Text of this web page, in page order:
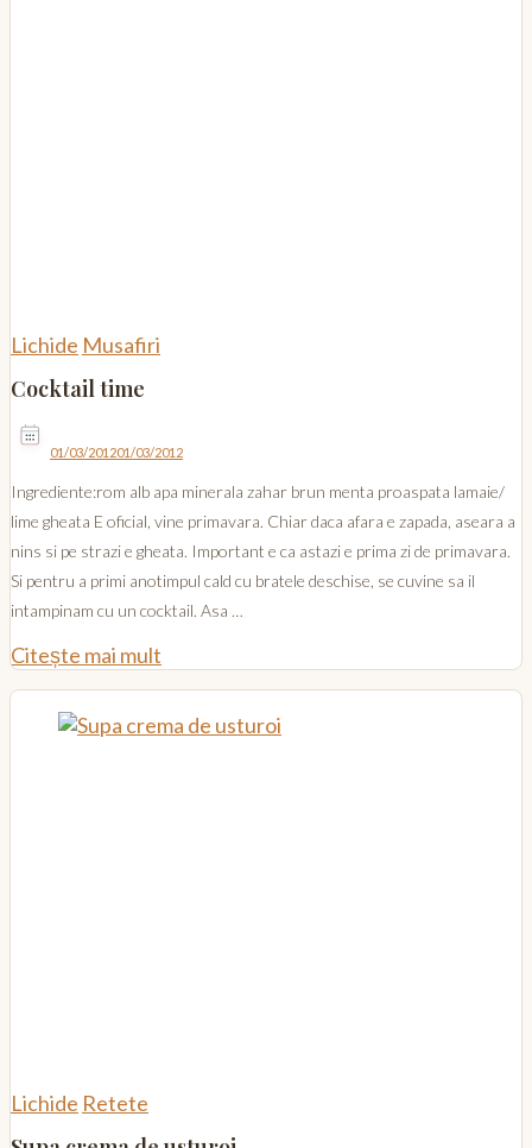
Lichide Musafiri
Cocktail time
01/03/201201/03/2012
Ingrediente:rom alb apa minerala zahar brun menta proaspata lamaie/
lime gheata E oficial, vine primavara. Chiar daca afara e zapada, aseara a
nins si pe strazi e gheata. Important e ca astazi e prima zi de primavara.
Si pentru a primi anotimpul cald cu bratele deschise, se cuvine sa il
intampinam cu un cocktail. Asa …
Citește mai mult
Lichide Retete